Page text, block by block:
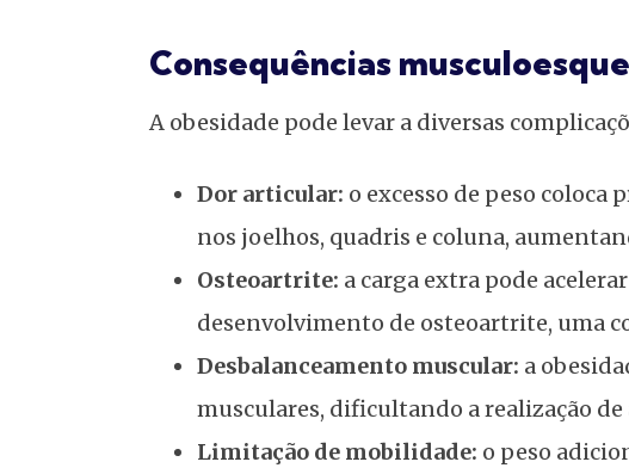
Consequências
A obesidade pode levar a diversas
Dor articular: o excesso de peso
nos joelhos, quadris e coluna,
Osteoartrite: a carga extra pode
desenvolvimento de osteoartrite, uma
Desbalanceamento muscular: a
musculares, dificultando a realização
Limitação de mobilidade: o peso